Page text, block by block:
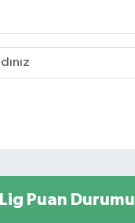
Puan Durumu